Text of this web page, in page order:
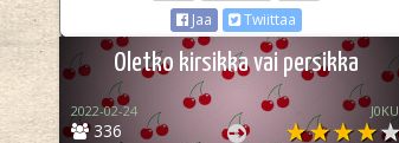
Jaa
Twiittaa
Oletko kirsikka vai persikka
336
2022-02-24 J0KU